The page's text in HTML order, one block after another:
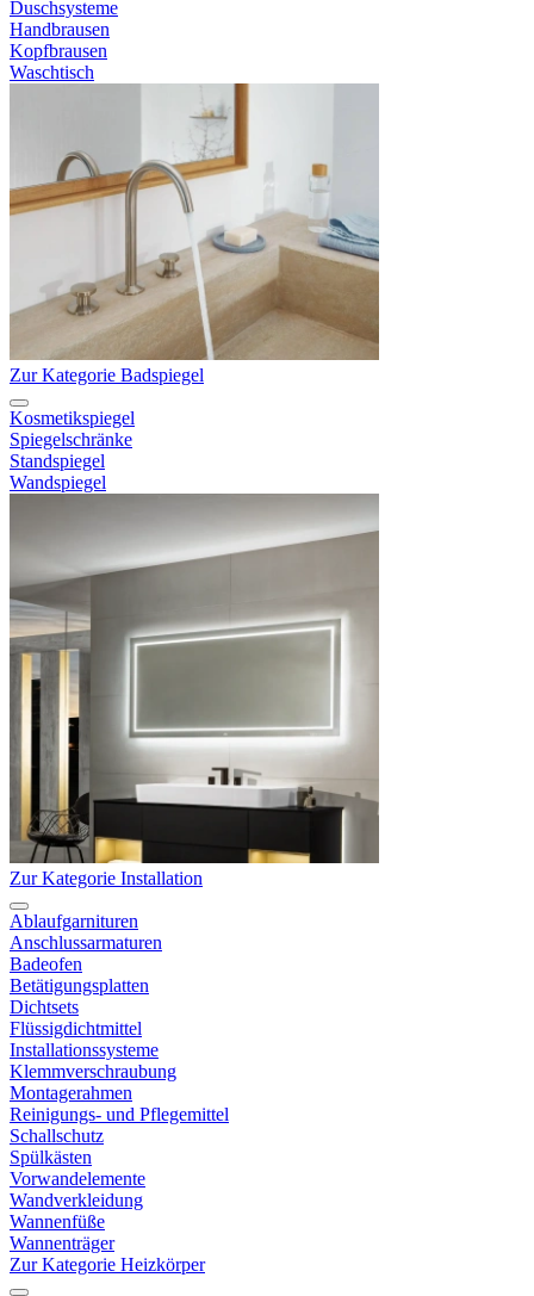
Duschsysteme
Handbrausen
Kopfbrausen
Waschtisch
Zur Kategorie Badspiegel
Kosmetikspiegel
Spiegelschränke
Standspiegel
Wandspiegel
Zur Kategorie Installation
Ablaufgarnituren
Anschlussarmaturen
Badeofen
Betätigungsplatten
Dichtsets
Flüssigdichtmittel
Installationssysteme
Klemmverschraubung
Montagerahmen
Reinigungs- und Pflegemittel
Schallschutz
Spülkästen
Vorwandelemente
Wandverkleidung
Wannenfüße
Wannenträger
Zur Kategorie Heizkörper